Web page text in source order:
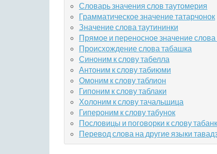
Словарь значения слов таутомерия
Грамматическое значение татарчонок
Значение слова таутининки
Прямое и переносное значение слова
Происхождение слова табашка
Синоним к слову табелла
Антоним к слову табиюми
Омоним к слову таблион
Гипоним к слову таблаки
Холоним к слову тачальщица
Гипероним к слову табунок
Пословицы и поговорки к слову
Перевод слова на другие языки